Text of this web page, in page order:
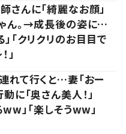
さんに「綺麗なお顔」
ん。→成長後の姿に…
「クリクリのお目目で
」
れて行くと…妻「おー
に「奥さん美人！」
」「楽しそうww」